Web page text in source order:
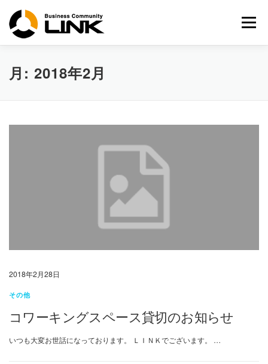
メニュー
月: 2018年2月
2018年2月28日
その他
コワーキングスペース貸切のお知らせ
いつも大変お世話になっております。 ＬＩＮＫでございます。 …